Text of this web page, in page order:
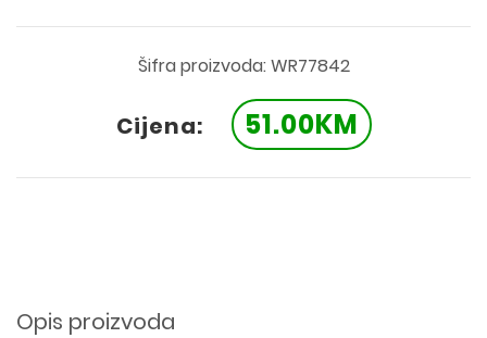
Šifra proizvoda: WR77842
Cijena: 51.00KM
Opis proizvoda